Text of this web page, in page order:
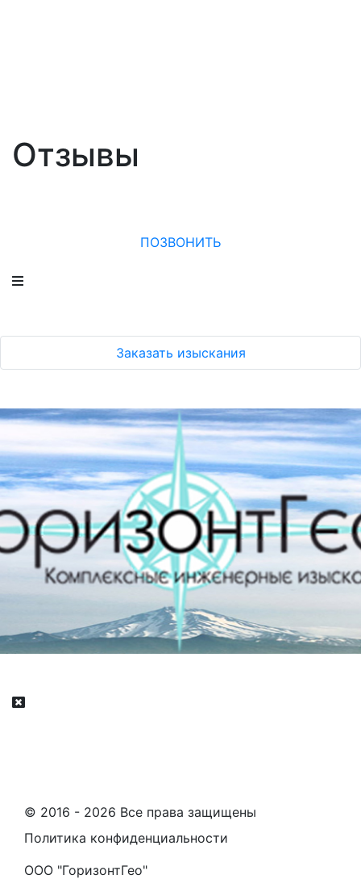
Отзывы
ПОЗВОНИТЬ
Заказать изыскания
© 2016 - 2026 Все права защищены
Политика конфиденциальности
ООО "ГоризонтГео"